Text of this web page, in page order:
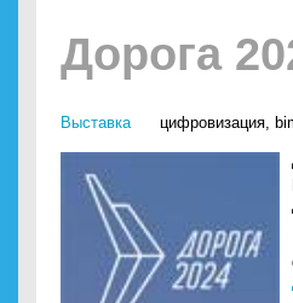
Дорога
Выставка цифровизация,